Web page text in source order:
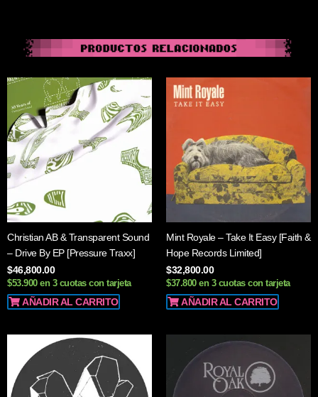
Christian AB & Transparent Sound
– Drive By EP [Pressure Traxx]
$46,800.00
$53.900 en 3 cuotas con tarjeta
AÑADIR AL CARRITO
Mint Royale – Take It Easy [Faith &
Hope Records Limited]
$32,800.00
$37.800 en 3 cuotas con tarjeta
AÑADIR AL CARRITO